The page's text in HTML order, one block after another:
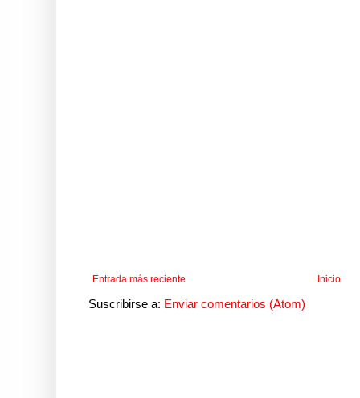
Entrada más reciente Inicio
Suscribirse a: Enviar comentarios (Atom)